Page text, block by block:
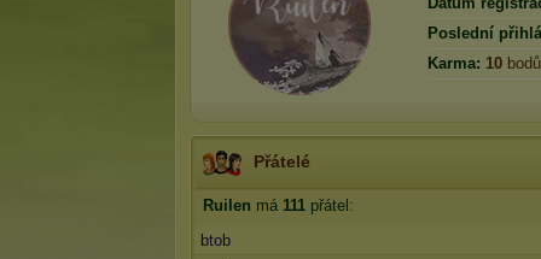
Poslední
Karma: 10 bodů
Přátelé
Ruilen má 111 přátel:
btob